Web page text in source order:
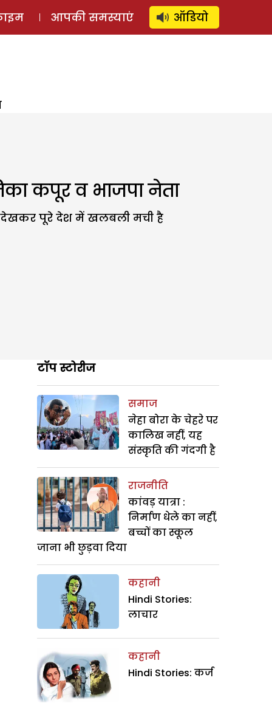
लॉग इन ⚲ SUBSCRIBE
आपकी समस्याएं ऑडियो
कपूर व भाजपा नेता
देखकर पूरे देश में खलबली मची है
टॉप स्टोरीज
समाज
नेहा बोरा के चेहरे पर
कालिख नहीं, यह
संस्कृति की गंदगी है
राजनीति
कांवड़ यात्रा :
निर्माण धेले का नहीं,
बच्चों का स्कूल
जाना भी छुड़वा दिया
कहानी
Hindi Stories:
लाचार
कहानी
Hindi Stories: कर्ज